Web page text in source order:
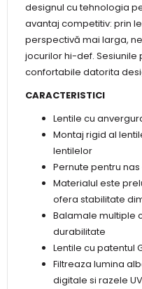
designul cu tehnologia
avantaj competitiv: prin
perspectivă mai larga,
jocurilor hi-def. Sesiunile
confortabile datorita
CARACTERISTICI
Lentile cu
Montaj rigid al
lentilelor
Pernute pentru
Materialul este
ofera stabilitate
Balamale multiple
durabilitate
Lentile cu patentul
Filtreaza lumina
digitale si razele UV